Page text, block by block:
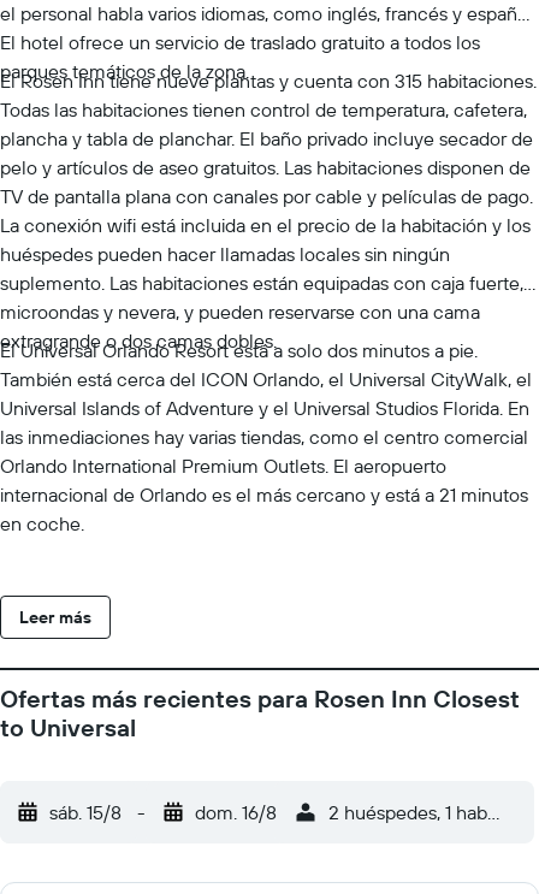
el personal habla varios idiomas, como inglés, francés y español.
El hotel ofrece un servicio de traslado gratuito a todos los
parques temáticos de la zona.
El Rosen Inn tiene nueve plantas y cuenta con 315 habitaciones.
Todas las habitaciones tienen control de temperatura, cafetera,
plancha y tabla de planchar. El baño privado incluye secador de
pelo y artículos de aseo gratuitos. Las habitaciones disponen de
TV de pantalla plana con canales por cable y películas de pago.
La conexión wifi está incluida en el precio de la habitación y los
huéspedes pueden hacer llamadas locales sin ningún
suplemento. Las habitaciones están equipadas con caja fuerte,
microondas y nevera, y pueden reservarse con una cama
extragrande o dos camas dobles.
El Universal Orlando Resort está a solo dos minutos a pie.
También está cerca del ICON Orlando, el Universal CityWalk, el
Universal Islands of Adventure y el Universal Studios Florida. En
las inmediaciones hay varias tiendas, como el centro comercial
Orlando International Premium Outlets. El aeropuerto
internacional de Orlando es el más cercano y está a 21 minutos
en coche.
Leer más
Ofertas más recientes para Rosen Inn Closest
to Universal
sáb. 15/8 - dom. 16/8 2 huéspedes, 1